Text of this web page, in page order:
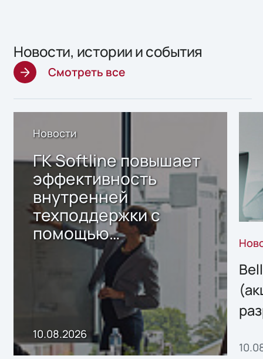
Новости, истории и события
Смотреть все
Новости
ГК Softline повышает
эффективность
внутренней
техподдержки с
помощью
собственного ИИ-
сервиса
10.08.2026